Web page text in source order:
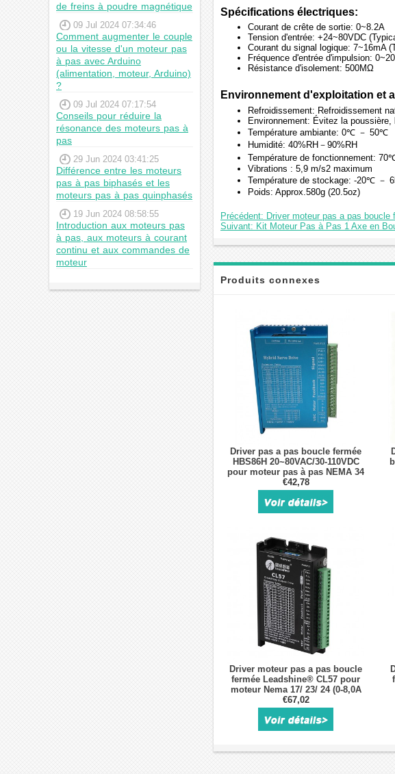
de freins à poudre magnétique
09 Jul 2024 07:34:46
Comment augmenter le couple
ou la vitesse d'un moteur pas
à pas avec Arduino
(alimentation, moteur, Arduino)
?
09 Jul 2024 07:17:54
Conseils pour réduire la
résonance des moteurs pas à
pas
29 Jun 2024 03:41:25
Différence entre les moteurs
pas à pas biphasés et les
moteurs pas à pas quinphasés
19 Jun 2024 08:58:55
Introduction aux moteurs pas
à pas, aux moteurs à courant
continu et aux commandes de
moteur
Spécifications électriques:
Courant de crête de sortie: 0~8.2A
Tension d'entrée: +24~80VDC
Courant du signal logique: 7~16mA
Fréquence d'entrée d'impulsion:
Résistance d'isolement: 500MΩ
Environnement d'exploitation et
Refroidissement: Refroidissement
Environnement: Évitez la
Température ambiante: 0℃ － 50℃
Humidité: 40%RH－90%RH
Température de fonctionnement:
Vibrations : 5,9 m/s2 maximum
Température de stockage: -20℃ －
Poids: Approx.580g (20.5oz)
Précédent: Driver moteur pas a pas
Suivant: Kit Moteur Pas à Pas 1 Axe en
Produits connexes
Driver pas a pas boucle fermée
HBS86H 20~80VAC/30-110VDC
pour moteur pas à pas NEMA 34
€42,78
Driver moteur pas a pas boucle
fermée Leadshine® CL57 pour
moteur Nema 17/ 23/ 24 (0-8,0A
24-48VCC)
€67,02